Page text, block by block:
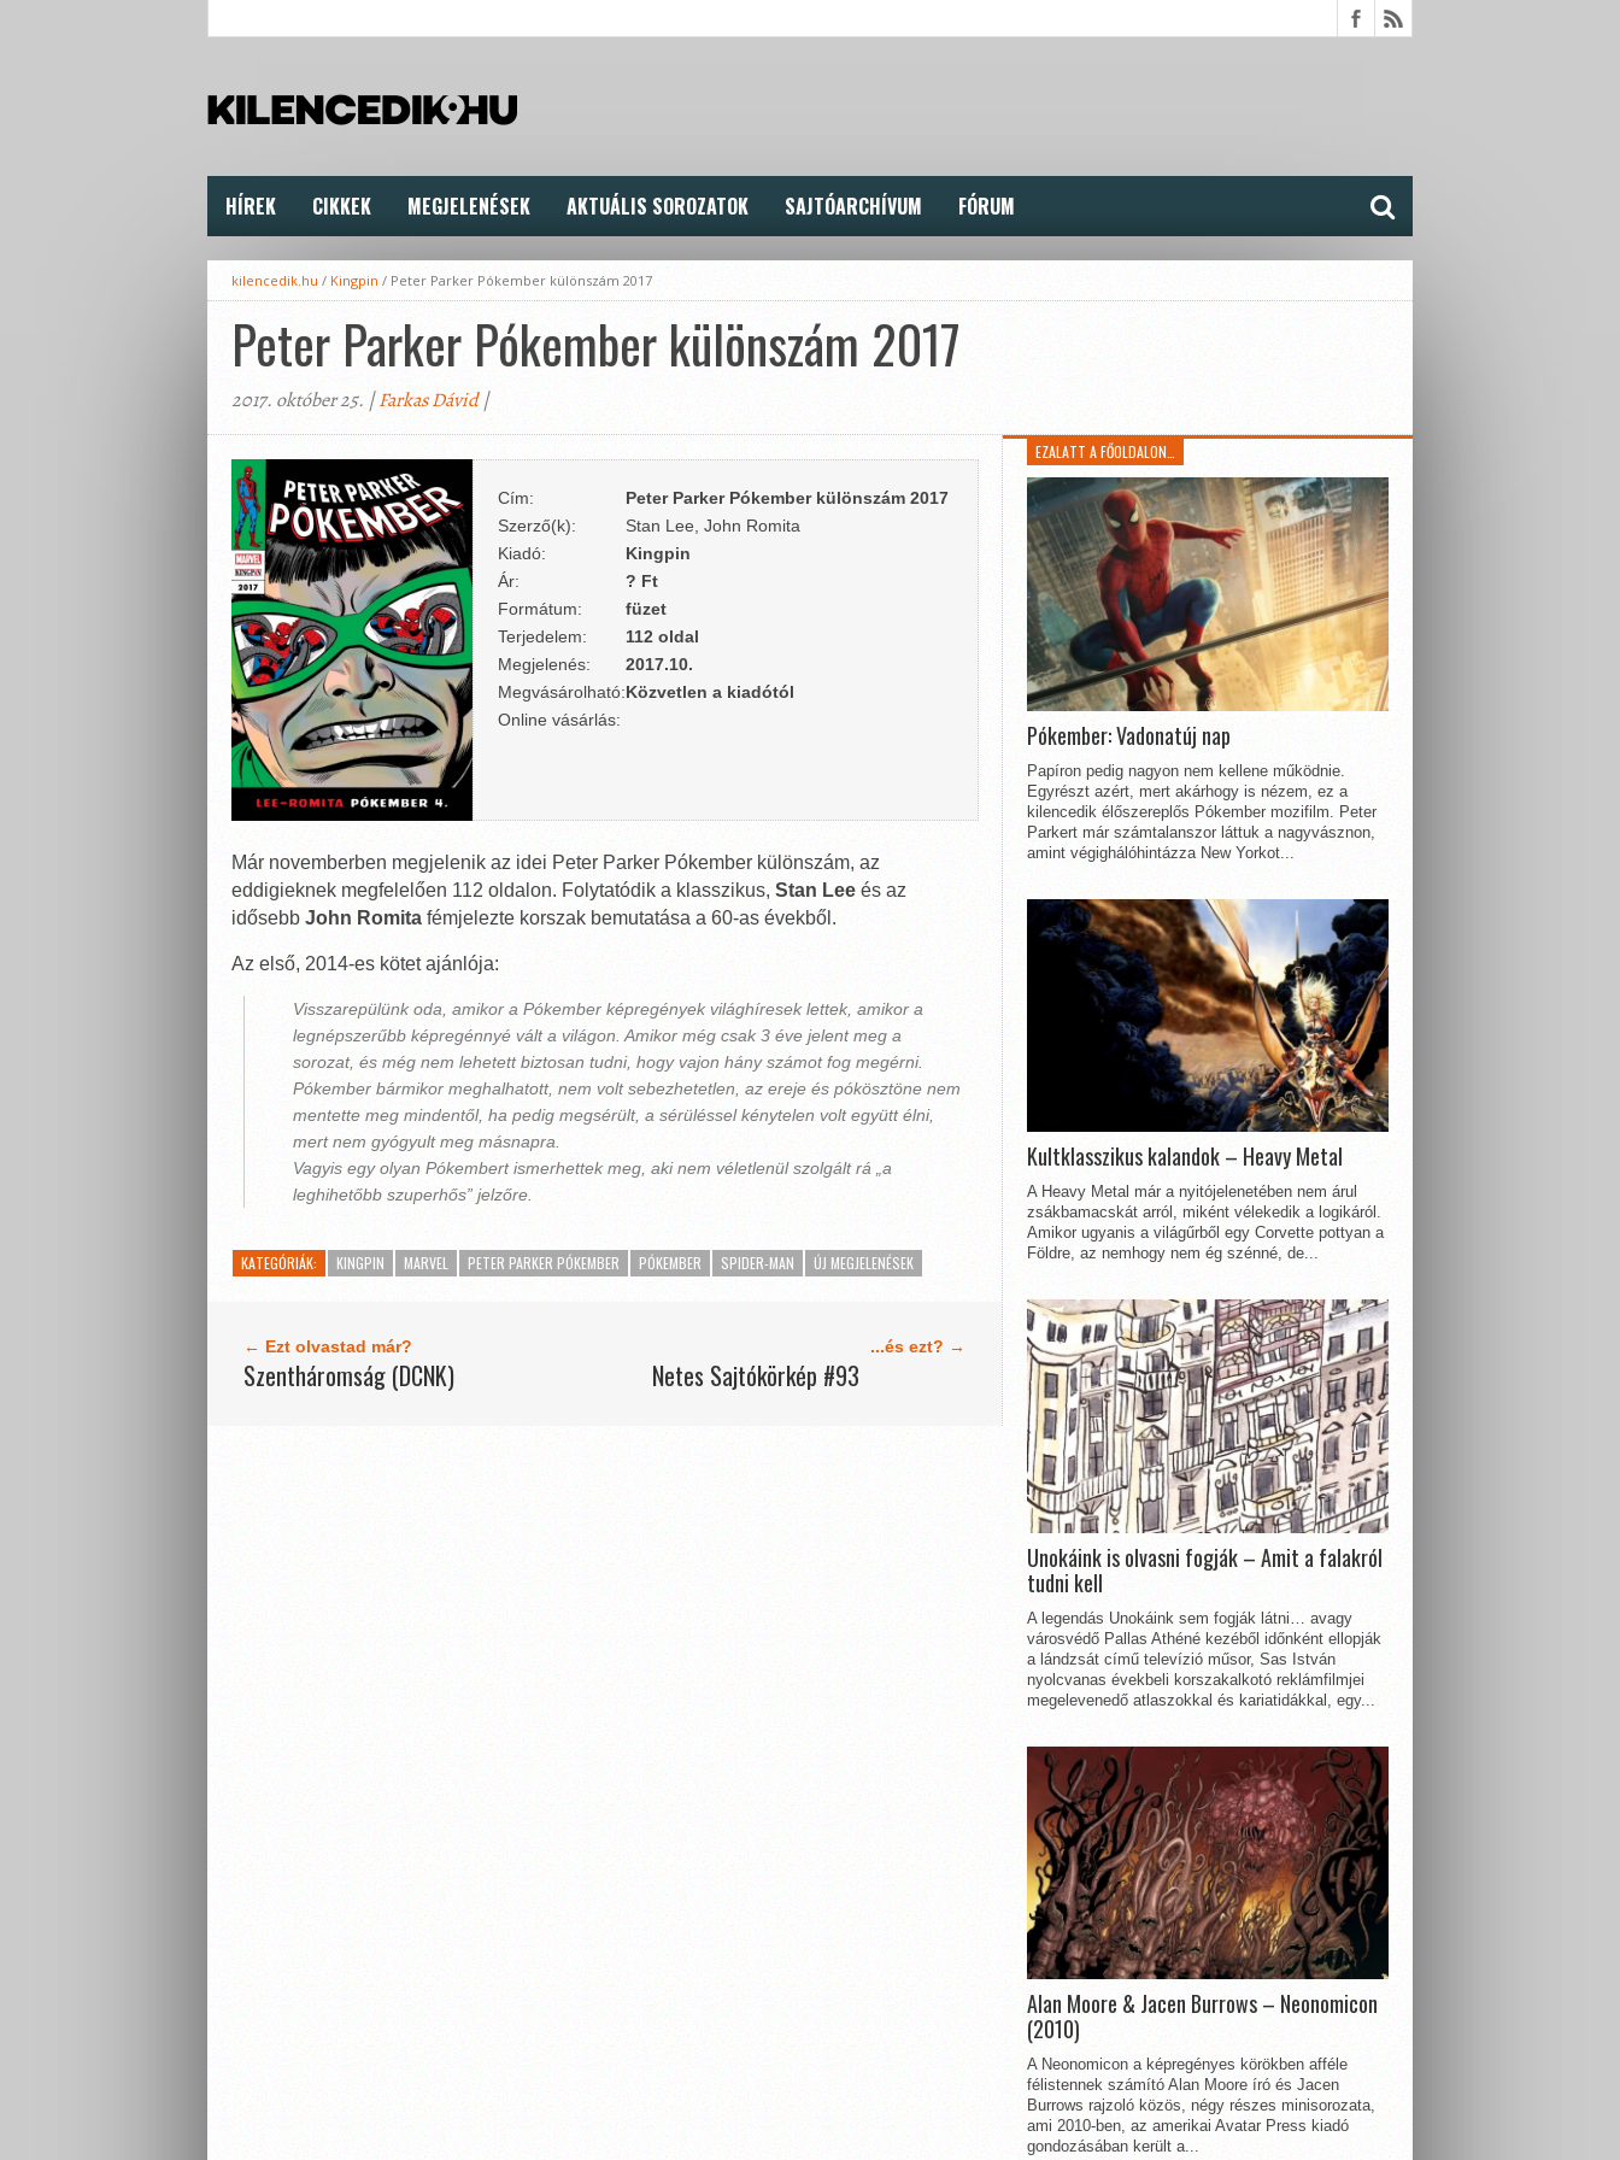
HÍREK CIKKEK MEGJELENÉSEK AKTUÁLIS SOROZATOK SAJTÓARCHÍVUM FÓRUM
kilencedik.hu / Kingpin / Peter Parker Pókember különszám 2017
Peter Parker Pókember különszám 2017
2017. október 25. |Farkas Dávid|
Cím:
Peter Parker Pókember különszám 2017
Szerző(k):
Stan Lee, John Romita
Kiadó:
Kingpin
Ár:
? Ft
Formátum:
füzet
Terjedelem:
112 oldal
Megjelenés:
2017.10.
Megvásárolható:Közvetlen a kiadótól
Online vásárlás:
Már novemberben megjelenik az idei Peter Parker Pókember különszám, az
eddigieknek megfelelően 112 oldalon. Folytatódik a klasszikus, Stan Leeés az
idősebb John Romitafémjelezte korszak bemutatása a 60-as évekből.
Az első, 2014-es kötet ajánlója:
Visszarepülünk oda, amikor a Pókember képregények világhíresek lettek, amikor a
legnépszerűbb képregénnyé vált a világon. Amikor még csak 3 éve jelent meg a
sorozat, és még nem lehetett biztosan tudni, hogy vajon hány számot fog megérni.
Pókember bármikor meghalhatott, nem volt sebezhetetlen, az ereje és pókösztöne nem
mentette meg mindentől, ha pedig megsérült, a sérüléssel kénytelen volt együtt élni,
mert nem gyógyult meg másnapra.
Vagyis egy olyan Pókembert ismerhettek meg, aki nem véletlenül szolgált rá „a
leghihetőbb szuperhős” jelzőre.
KATEGÓRIÁK: KINGPIN MARVEL PETER PARKER PÓKEMBER PÓKEMBER SPIDER-MAN ÚJ MEGJELENÉSEK
← Ezt olvastad már?
Szentháromság (DCNK)
...és ezt? →
Netes Sajtókörkép #93
EZALATT A FŐOLDALON…
Pókember: Vadonatúj nap
Papíron pedig nagyon nem kellene működnie.
Egyrészt azért, mert akárhogy is nézem, ez a
kilencedik élőszereplős Pókember mozifilm. Peter
Parkert már számtalanszor láttuk a nagyvásznon,
amint végighálóhintázza New Yorkot...
Kultklasszikus kalandok – Heavy Metal
A Heavy Metal már a nyitójelenetében nem árul
zsákbamacskát arról, miként vélekedik a logikáról.
Amikor ugyanis a világűrből egy Corvette pottyan a
Földre, az nemhogy nem ég szénné, de...
Unokáink is olvasni fogják – Amit a falakról
tudni kell
A legendás Unokáink sem fogják látni… avagy
városvédő Pallas Athéné kezéből időnként ellopják
a lándzsát című televízió műsor, Sas István
nyolcvanas évekbeli korszakalkotó reklámfilmjei
megelevenedő atlaszokkal és kariatidákkal, egy...
Alan Moore & Jacen Burrows – Neonomicon
(2010)
A Neonomicon a képregényes körökben afféle
félistennek számító Alan Moore író és Jacen
Burrows rajzoló közös, négy részes minisorozata,
ami 2010-ben, az amerikai Avatar Press kiadó
gondozásában került a...